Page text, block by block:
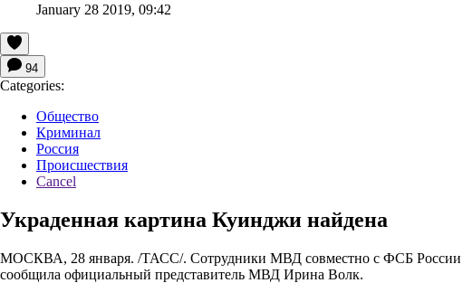
January 28 2019, 09:42
94
Categories:
Общество
Криминал
Россия
Происшествия
Cancel
Украденная картина Куинджи найдена
МОСКВА, 28 января. /ТАСС/. Сотрудники МВД совместно с ФСБ России
сообщила официальный представитель МВД Ирина Волк.